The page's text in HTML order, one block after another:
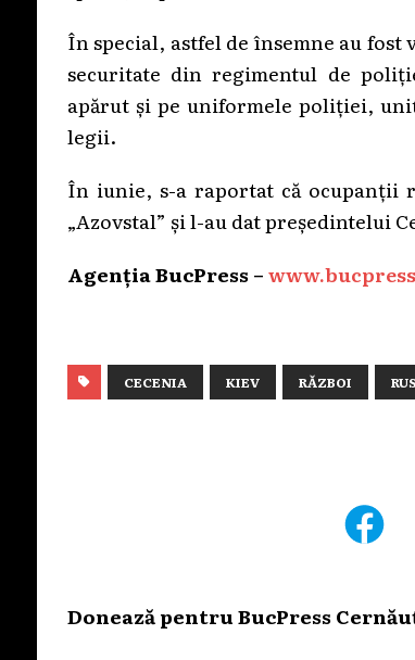
În special, astfel de însemne au
securitate din regimentul de
apărut și pe uniformele poliției,
legii.
În iunie, s-a raportat că ocupanții
„Azovstal” și l-au dat președintelui
Agenția BucPress –
CECENIA KIEV RĂZBOI
Donează pentru BucPress